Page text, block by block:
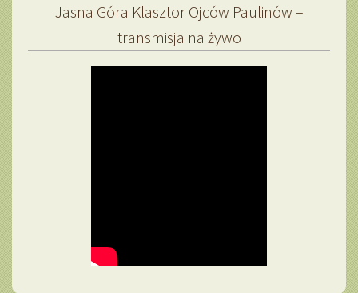
Jasna Góra Klasztor Ojców Paulinów –
transmisja na żywo